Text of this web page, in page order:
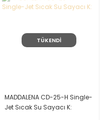
TÜKENDİ
MADDALENA CD-25-H Single-
Jet Sıcak Su Sayacı K: